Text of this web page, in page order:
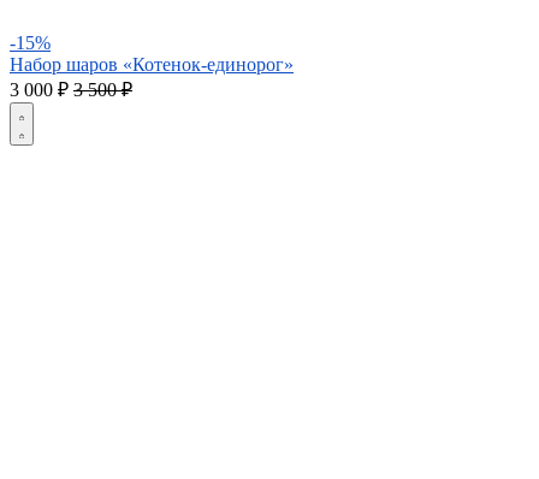
-15%
Набор шаров «Котенок-единорог»
3 000 ₽ 3 500 ₽